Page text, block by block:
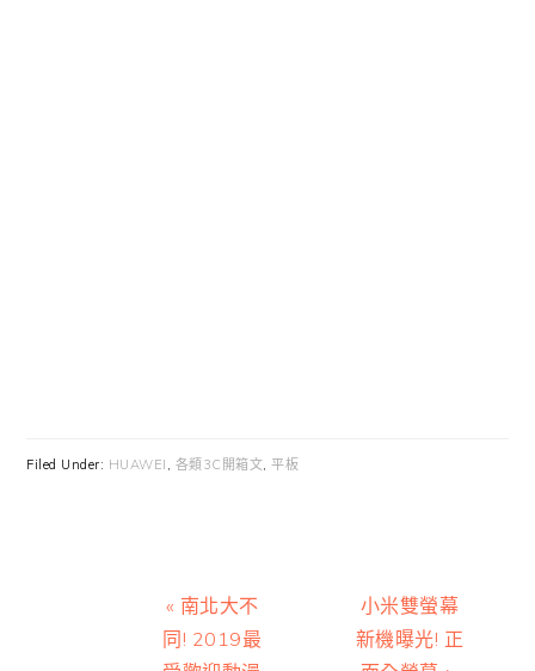
Filed Under: HUAWEI 各類3C開箱文 ,平板
Previous
Post:
« 南北大不
同! 2019最
Next
Post:
小米雙螢幕
新機曝光! 正